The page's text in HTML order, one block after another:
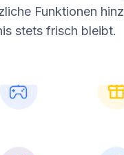
Funktionen
stets frisch bleibt.